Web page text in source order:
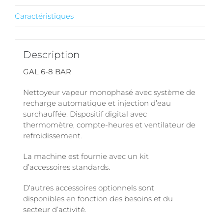
Caractéristiques
Description
GAL 6-8 BAR
Nettoyeur vapeur monophasé avec système de
recharge automatique et injection d’eau
surchauffée. Dispositif digital avec
thermomètre, compte-heures et ventilateur de
refroidissement.
La machine est fournie avec un kit
d’accessoires standards.
D’autres accessoires optionnels sont
disponibles en fonction des besoins et du
secteur d’activité.